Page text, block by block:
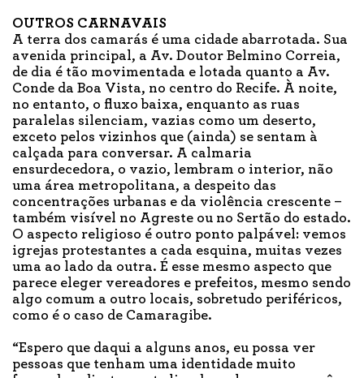
OUTROS CARNAVAIS
A terra dos camarás é uma cidade abarrotada. Sua
avenida principal, a Av. Doutor Belmino Correia,
de dia é tão movimentada e lotada quanto a Av.
Conde da Boa Vista, no centro do Recife. À noite,
no entanto, o fluxo baixa, enquanto as ruas
paralelas silenciam, vazias como um deserto,
exceto pelos vizinhos que (ainda) se sentam à
calçada para conversar. A calmaria
ensurdecedora, o vazio, lembram o interior, não
uma área metropolitana, a despeito das
concentrações urbanas e da violência crescente –
também visível no Agreste ou no Sertão do estado.
O aspecto religioso é outro ponto palpável: vemos
igrejas protestantes a cada esquina, muitas vezes
uma ao lado da outra. É esse mesmo aspecto que
parece eleger vereadores e prefeitos, mesmo sendo
algo comum a outro locais, sobretudo periféricos,
como é o caso de Camaragibe.
“Espero que daqui a alguns anos, eu possa ver
pessoas que tenham uma identidade muito